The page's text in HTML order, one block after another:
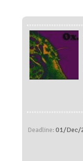
Deadline:01/Dec/